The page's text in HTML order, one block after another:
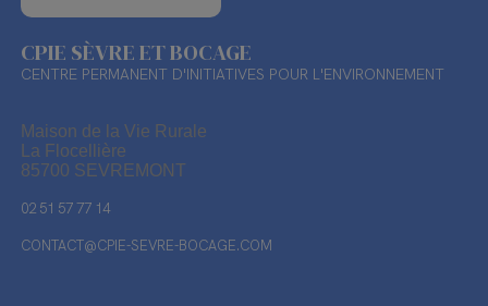
CPIE SÈVRE ET BOCAGE
CENTRE PERMANENT D'INITIATIVES POUR L'ENVIRONNEMENT
Maison de la Vie Rurale
La Flocellière
85700 SEVREMONT
02 51 57 77 14
CONTACT@CPIE-SEVRE-BOCAGE.COM